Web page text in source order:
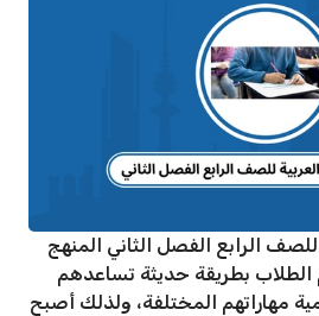
الرابع الفصل الثاني المنهج
الطلاب بطريقة حديثة تساعدهم
مهاراتهم المختلفة، ولذلك أصبح